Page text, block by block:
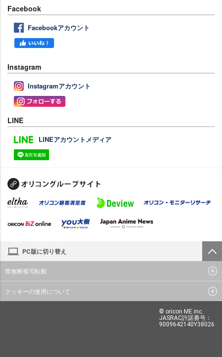
Facebook
Facebookアカウント
Instagram
Instagramアカウント
LINE
LINEアカウントメディア
PC版に切り替え
禁無断複写転載
クッキーの使用について
© oricon ME inc.
JASRAC許諾番号：
9009642140Y38026